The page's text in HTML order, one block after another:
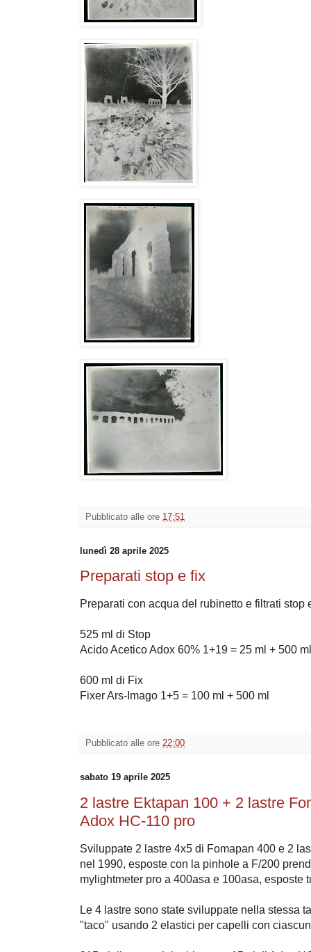
Pubblicato alle ore 17:51
lunedì 28 aprile 2025
Preparati stop e fix
Preparati con acqua del rubinetto e filtrati stop
525 ml di Stop
Acido Acetico Adox 60% 1+19 = 25 ml + 500
600 ml di Fix
Fixer Ars-Imago 1+5 = 100 ml + 500 ml
Pubblicato alle ore 22:00
sabato 19 aprile 2025
2 lastre Ektapan 100 + 2 lastre
Adox HC-110 pro
Sviluppate 2 lastre 4x5 di Fomapan 400 e 2
nel 1990, esposte con la pinhole a F/200
mylightmeter pro a 400asa e 100asa, esposte
Le 4 lastre sono state sviluppate nella stessa
"taco" usando 2 elastici per capelli con